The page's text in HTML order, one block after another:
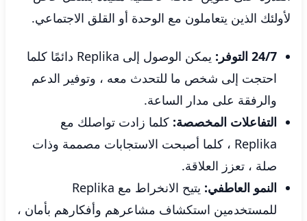
لأولئك الذين يتعاملون مع الوحدة أو القلق الاجتماعي.
24/7 التوفر:
يمكن الوصول إلى Replika دائمًا كلما
احتجت إلى شخص ما للتحدث معه ، وتوفير الدعم
والرفقة على مدار الساعة.
التفاعلات المخصصة: كلما زادت تواصلك مع
Replika ، كلما أصبحت الاستجابات مصممة وذات
صلة ، تعزز العلاقة.
النمو العاطفي:
يتيح الانخراط مع Replika
للمستخدمين استكشاف مشاعرهم وأفكارهم بأمان ،